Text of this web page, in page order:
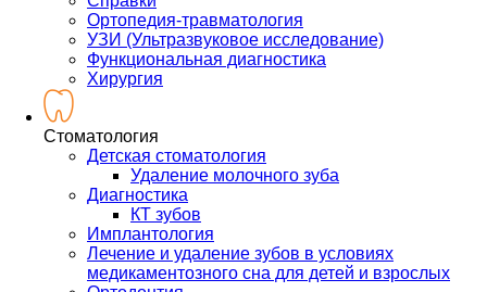
Ортопедия-травматология
УЗИ (Ультразвуковое исследование)
Функциональная диагностика
Хирургия
Стоматология
Детская стоматология
Удаление молочного зуба
Диагностика
КТ зубов
Имплантология
Лечение и удаление зубов в условиях
медикаментозного сна для детей и взрослых